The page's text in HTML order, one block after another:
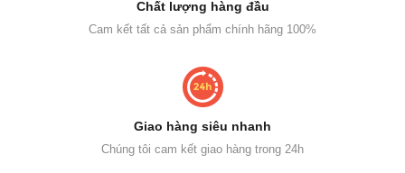
Chất lượng hàng đầu
Cam kết tất cả sản phẩm chính hãng 100%
Giao hàng siêu nhanh
Chúng tôi cam kết giao hàng trong 24h